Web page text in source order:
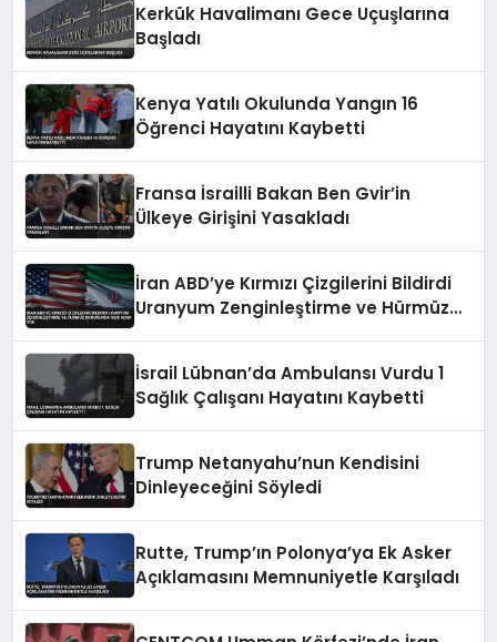
Kerkük Havalimanı Gece Uçuşlarına
Başladı
Kenya Yatılı Okulunda Yangın 16
Öğrenci Hayatını Kaybetti
Fransa İsrailli Bakan Ben Gvir’in
Ülkeye Girişini Yasakladı
İran ABD’ye Kırmızı Çizgilerini Bildirdi
Uranyum Zenginleştirme ve Hürmüz
İsrail Lübnan’da Ambulansı Vurdu 1
Sağlık Çalışanı Hayatını Kaybetti
Trump Netanyahu’nun Kendisini
Dinleyeceğini Söyledi
Rutte, Trump’ın Polonya’ya Ek Asker
Açıklamasını Memnuniyetle Karşıladı